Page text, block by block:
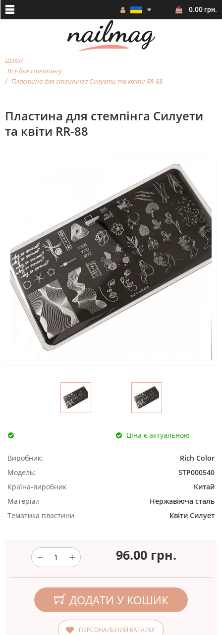
0.00 грн.
Шлях
Все для стемпінгу
Пластина для стемпінга Силуети та квіти RR-88
Пластина для стемпінга Силуети
та квіти RR-88
Ціна є актуальною
Виробник:
Rich Color
Модель:
STP000540
Країна-виробник
Китай
Матеріал
Нержавіюча сталь
Тематика пластини
Квіти Силует
96.00 грн.
ДОДАТИ У КОШИК
ПЕРСОНАЛЬНИЙ КАТАЛОГ